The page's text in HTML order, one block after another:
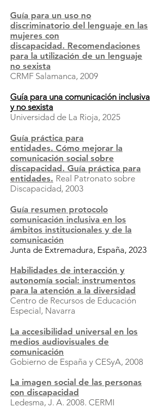
Guía para un uso no
discriminatorio del lenguaje en las
mujeres con
discapacidad. Recomendaciones
para la utilización de un lenguaje
no sexista
CRMF Salamanca, 2009
Guía para una comunicación inclusiva
y no sexista
Universidad de La Rioja, 2025
Guía práctica para
entidades. Cómo mejorar la
comunicación social sobre
discapacidad. Guía práctica para
entidades. Real Patronato sobre
Discapacidad, 2003
Guía resumen protocolo
comunicación inclusiva en los
ámbitos institucionales y de la
comunicación
Junta de Extremadura, España, 2023
Habilidades de interacción y
autonomía social: instrumentos
para la atención a la diversidad
Centro de Recursos de Educación
Especial, Navarra
La accesibilidad universal en los
medios audiovisuales de
comunicación
Gobierno de España y CESyA, 2008
La imagen social de las personas
con discapacidad
Ledesma, J. A. 2008. CERMI